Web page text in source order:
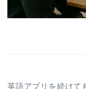
英語アプリを続けて